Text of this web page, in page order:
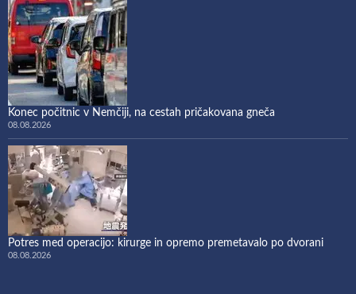
Konec počitnic v Nemčiji, na cestah pričakovana gneča
08.08.2026
Potres med operacijo: kirurge in opremo premetavalo po dvorani
08.08.2026